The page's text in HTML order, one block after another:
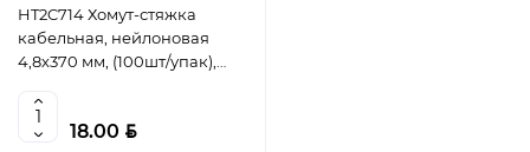
HT2C714 Хомут-стяжка
кабельная, нейлоновая
4,8х370 мм, (100шт/упак),
5902801450761 (CN)
18.00 BYN